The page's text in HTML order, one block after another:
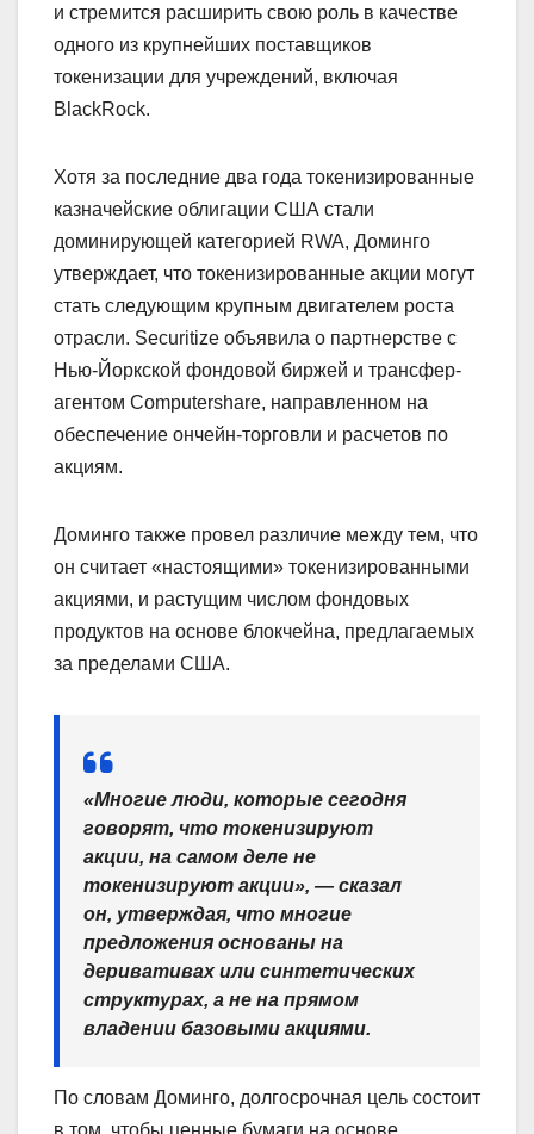
и стремится расширить свою роль в качестве
одного из крупнейших поставщиков
токенизации для учреждений, включая
BlackRock.
Хотя за последние два года токенизированные
казначейские облигации США стали
доминирующей категорией RWA, Доминго
утверждает, что токенизированные акции могут
стать следующим крупным двигателем роста
отрасли. Securitize объявила о партнерстве с
Нью-Йоркской фондовой биржей и трансфер-
агентом Computershare, направленном на
обеспечение ончейн-торговли и расчетов по
акциям.
Доминго также провел различие между тем, что
он считает «настоящими» токенизированными
акциями, и растущим числом фондовых
продуктов на основе блокчейна, предлагаемых
за пределами США.
«Многие люди, которые сегодня
говорят, что токенизируют
акции, на самом деле не
токенизируют акции», — сказал
он, утверждая, что многие
предложения основаны на
деривативах или синтетических
структурах, а не на прямом
владении базовыми акциями.
По словам Доминго, долгосрочная цель состоит